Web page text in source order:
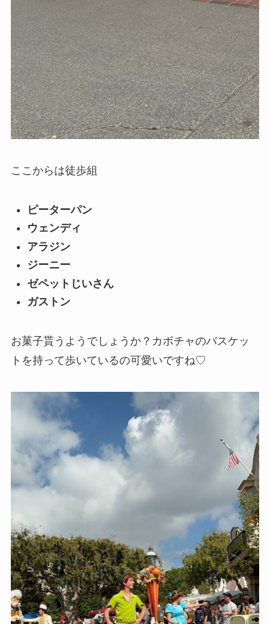
ここからは徒歩組
ピーターパン
ウェンディ
アラジン
ジーニー
ゼペットじいさん
ガストン
お菓子貰うようでしょうか？カボチャのバスケッ
トを持って歩いているの可愛いですね♡